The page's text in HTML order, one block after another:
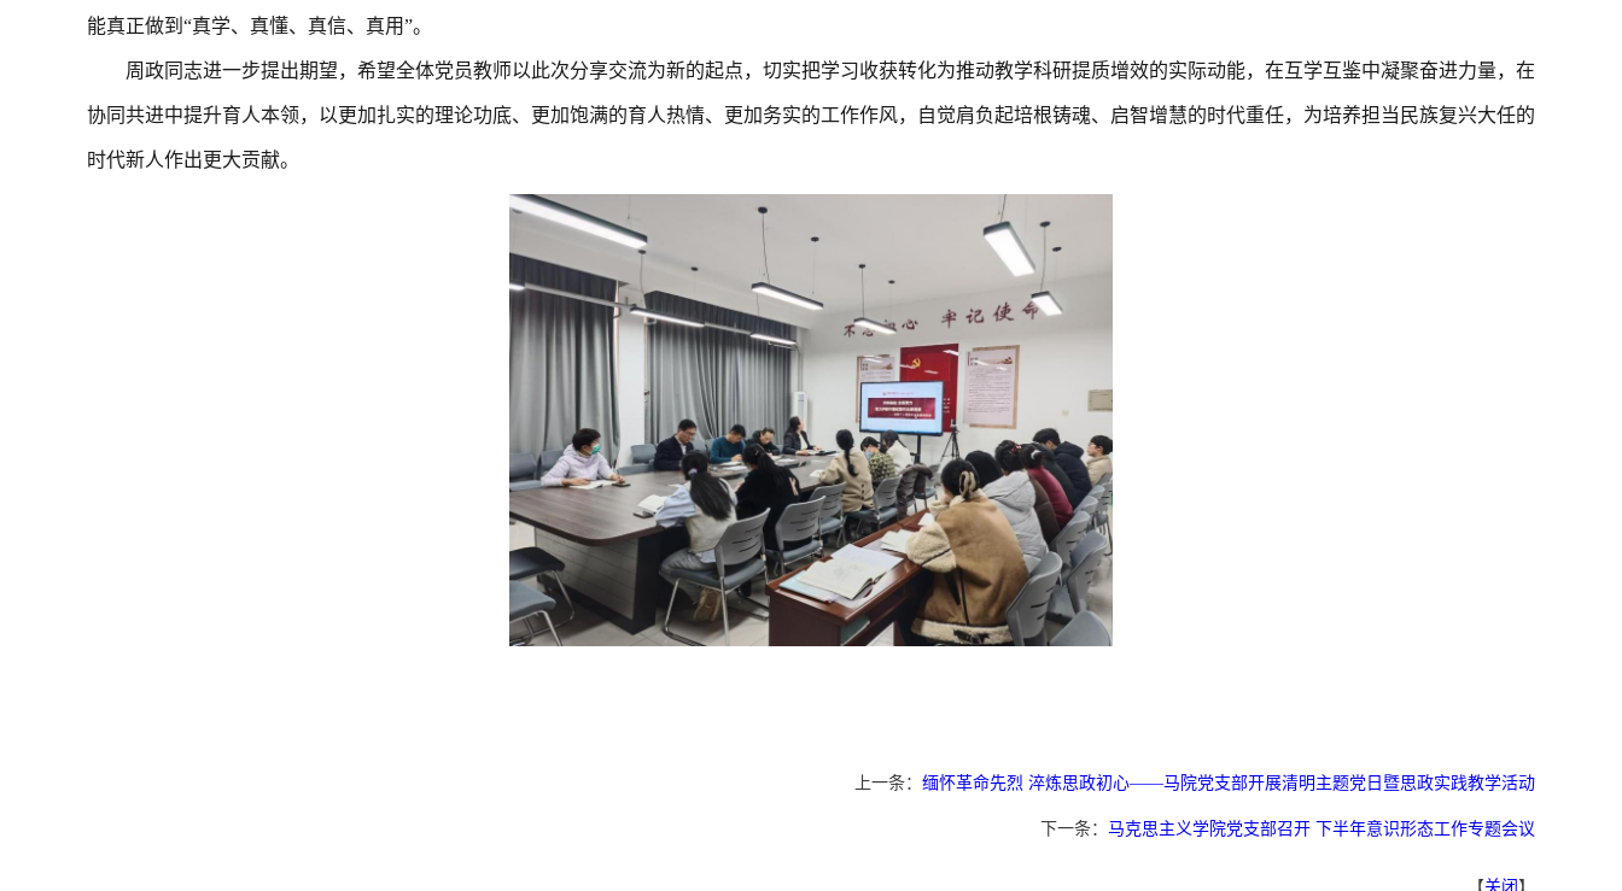
能真正做到 “真学、真懂、真信、真用”。
周政同志进一步提出期望，希望全体党员教师以此次分享交流为新的起点，切实把学习收获转化为推动教学科研提质增效的实际动能，在互学互鉴中凝聚奋进力量，在
协同共进中提升育人本领，以更加扎实的理论功底、更加饱满的育人热情、更加务实的工作作风，自觉肩负起培根铸魂、启智增慧的时代重任，为培养担当民族复兴大任的
时代新人作出更大贡献。
上一条： 缅怀革命先烈 淬炼思政初心——马院党支部开展清明主题党日暨思政实践教学活动
下一条： 马克思主义学院党支部召开 下半年意识形态工作专题会议
【关闭】